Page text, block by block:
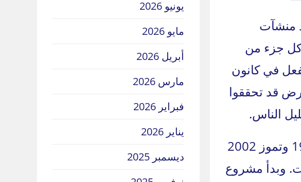
لا توجد منشآت
كل جزء من
في كانون
قد تحققوا
الناس.
كان هناك هدوء في نشر مشروع القرن الأمريكي الجديد بين آذار 1999 وتموز 2002
وبدأ مشروع
يونيو 2026
مايو 2026
أبريل 2026
مارس 2026
فبراير 2026
يناير 2026
ديسمبر 2025